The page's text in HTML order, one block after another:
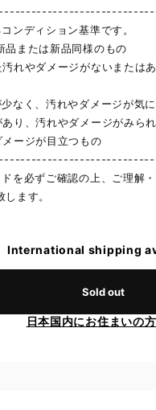
ンディション基準です。
品または新品同様のもの
汚れやダメージがないまたは
少なく、汚れやダメージが気
あり、汚れやダメージがみら
メージが目立つもの
を必ずご確認の上、ご理解
ます。
International shipping
Sold out
日本国内にお住まいの